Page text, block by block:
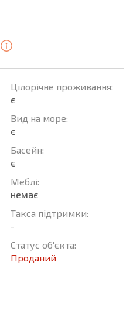
Цілорічне проживання:
є
Вид на море:
є
Баcейн:
є
Меблі:
немає
Такса підтримки:
-
Статус об'єкта:
Проданий